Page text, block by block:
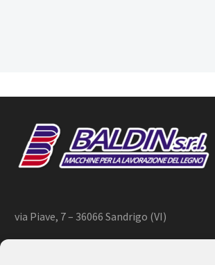
via Piave, 7 – 36066 Sandrigo (VI)